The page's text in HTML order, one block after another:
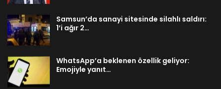
Samsun’da sanayi sitesinde silahlı saldırı:
1’i ağır 2…
WhatsApp’a beklenen özellik geliyor:
Emojiyle yanıt…